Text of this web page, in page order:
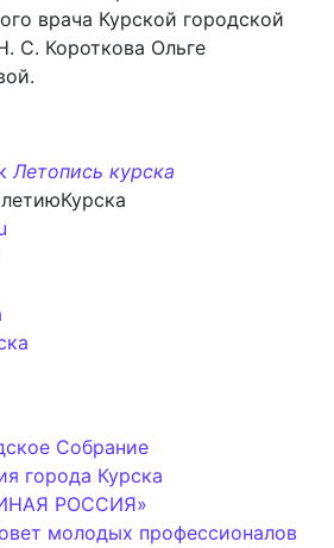
врача Курской городской
С. Короткова Ольге
Летопись курска
Собрание
города Курска
РОССИЯ»
молодых профессионалов